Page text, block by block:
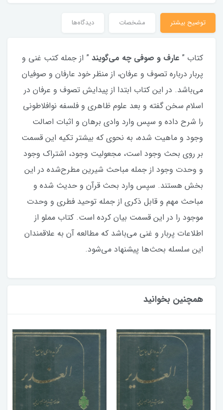
توضیح بیشتر مشخصات دیدگاه‌ها
کتاب ” عارف و صوفی چه می‌گویند ” از جمله کتب غنی و
پربار درباره تصوف و عرفان، از منظر خود عارفان و صوفیان
می‌باشد. در این کتاب ابتدا از پیدایش تصوف و عرفان در
اسلام سخن گفته و بعد علوم ظاهری و فلسفه نوافلاطونی
را شرح داده و سپس وارد وادی برهان و اثبات اصالت
وجود و ماهیت شده، به نحوی که بیشتر تکیه این قسمت
بر روی بحث وجود است، مجعولیت وجود، اشتراک وجود
و وحدت وجود از جمله مباحث شیرین مطرح‌شده در این
بخش هستند. سپس وارد بحث قرآن و حدیث شده و
مباحث مهم و قابل ذکری از جمله توحید فطری و وحدت
موجود را در این قسمت بیان کرده است. کتاب مملو از
اطلاعات پربار و غنی می‌باشد که مطالعه آن به علاقمندان
این سلسله بحث‌ها پیشنهاد می‌شود.
همچنین بخوانید